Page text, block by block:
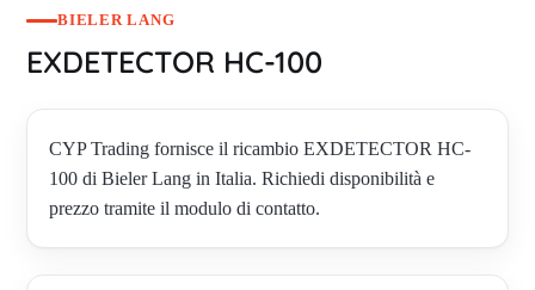
BIELER LANG
EXDETECTOR HC-100
CYP Trading fornisce il ricambio EXDETECTOR HC-
100 di Bieler Lang in Italia. Richiedi disponibilità e
prezzo tramite il modulo di contatto.